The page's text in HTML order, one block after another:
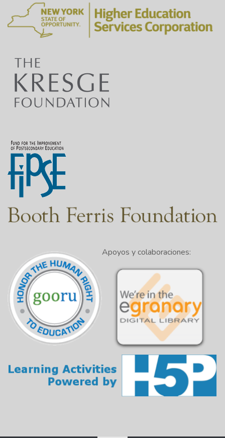
Apoyos y colaboraciones: